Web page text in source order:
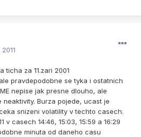
ticha za 11.zari 2001
pravdepodobne se tyka i ostatnich
nepise jak presne dlouho, ale
Burza pojede, ucast je
snizeni volatility v techto casech.
v casech 14:46, 15:03, 15:59 a 16:29
minuta od daneho casu